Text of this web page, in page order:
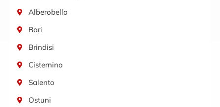
Alberobello
Bari
Brindisi
Cisternino
Salento
Ostuni